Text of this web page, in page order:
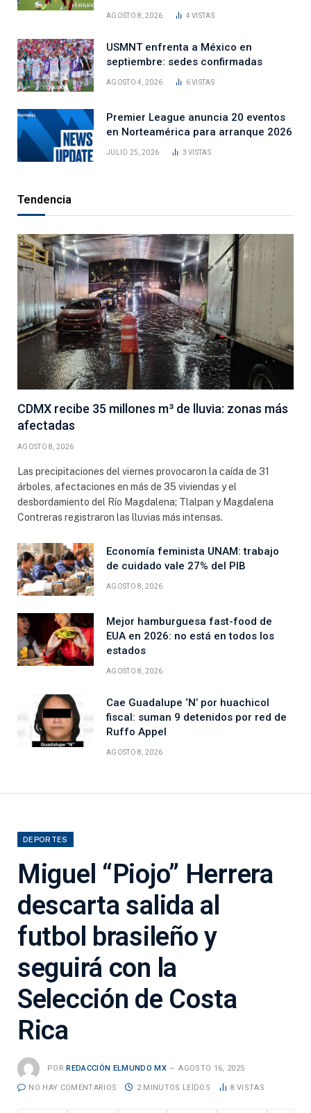
AGOSTO 8, 2026 4VISTAS
USMNT enfrenta a México en
septiembre: sedes confirmadas
AGOSTO 4, 2026 6VISTAS
Premier League anuncia 20 eventos
en Norteamérica para arranque 2026
JULIO 25, 2026 3VISTAS
Tendencia
CDMX recibe 35 millones m³ de lluvia: zonas más
afectadas
AGOSTO 8, 2026
Las precipitaciones del viernes provocaron la caída de 31
árboles, afectaciones en más de 35 viviendas y el
desbordamiento del Río Magdalena; Tlalpan y Magdalena
Contreras registraron las lluvias más intensas.
Economía feminista UNAM: trabajo
de cuidado vale 27% del PIB
AGOSTO 8, 2026
Mejor hamburguesa fast-food de
EUA en 2026: no está en todos los
estados
AGOSTO 8, 2026
Cae Guadalupe ‘N’ por huachicol
fiscal: suman 9 detenidos por red de
Ruffo Appel
AGOSTO 8, 2026
DEPORTES
Miguel “Piojo” Herrera
descarta salida al
futbol brasileño y
seguirá con la
Selección de Costa
Rica
POR REDACCIÓN ELMUNDO MX AGOSTO 16, 2025
NO HAY COMENTARIOS 2 MINUTOS LEÍDOS 8 VISTAS